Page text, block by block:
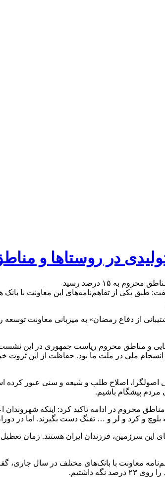
در روستاها و مناطق محروم
از دفاع رمضان» به میزبانی معاونت
ملی در ملت ما بود. حفاظت از این ثروت
اصولگرا، اصلاح طلب و شیعه و سنی عبور
مردم پیشگام باشیم.
محروم در ادامه تاکید کرد: اینکه
بلوچ و کرد و لر و … تفنگ دست بگیرند. اما در
سرزمین، فرزندان ایران هستند. زمان
‌داشتیم.